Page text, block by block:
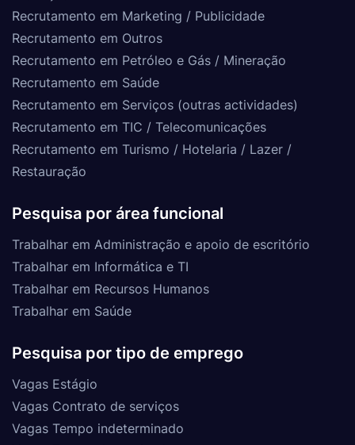
Recrutamento em Marketing / Publicidade
Recrutamento em Outros
Recrutamento em Petróleo e Gás / Mineração
Recrutamento em Saúde
Recrutamento em Serviços (outras actividades)
Recrutamento em TIC / Telecomunicações
Recrutamento em Turismo / Hotelaria / Lazer /
Restauração
Pesquisa por área funcional
Trabalhar em Administração e apoio de escritório
Trabalhar em Informática e TI
Trabalhar em Recursos Humanos
Trabalhar em Saúde
Pesquisa por tipo de emprego
Vagas Estágio
Vagas Contrato de serviços
Vagas Tempo indeterminado